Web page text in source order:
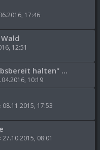
17:46
12:51
halten" ...
10:19
08.11.2015, 17:53
27.10.2015, 08:01